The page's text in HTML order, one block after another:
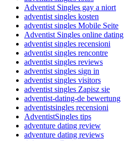
Adventist Singles gay a niort
adventist singles kosten
adventist singles Mobile Seite
Adventist Singles online dating
adventist singles recensioni
adventist singles rencontre
adventist singles reviews
adventist singles sign in
adventist singles visitors
adventist singles Zapisz sie
adventist-dating-de bewertung
adventistsingles recensioni
AdventistSingles tips
adventure dating review
adventure dating reviews